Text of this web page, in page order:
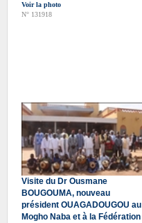
Voir la photo
N° 131918
Visite du Dr Ousmane
BOUGOUMA, nouveau
président OUAGADOUGOU au
Mogho Naba et à la Fédération